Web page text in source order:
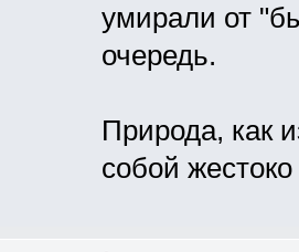
умирали от
очередь.
Природа, как
собой